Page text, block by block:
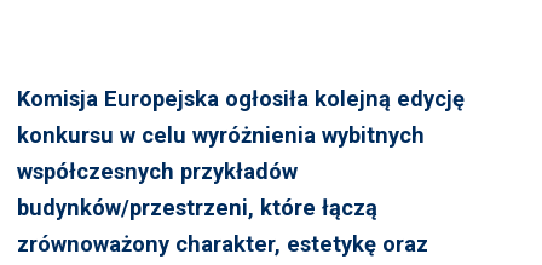
Komisja Europejska ogłosiła kolejną edycję
konkursu w celu wyróżnienia wybitnych
współczesnych przykładów
budynków/przestrzeni, które łączą
zrównoważony charakter, estetykę oraz